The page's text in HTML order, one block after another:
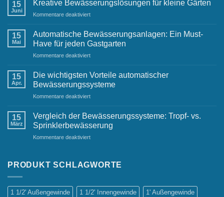
Geschäftsumgebungen
15
Juni
Kreative Bewässerungslösungen für kleine Gärten
Kommentare deaktiviertfür
Bewässerungslösungen
für
kleine
Gärten
15
Mai
Automatische Bewässerungsanlagen: Ein Must-
Have für jeden Gastgarten
Kommentare deaktiviertfür
Bewässerungsanlagen:
Must-
Have
jeden
Gastgarten
15
Apr.
Die wichtigsten Vorteile automatischer
Bewässerungssysteme
Kommentare deaktiviertfür
wichtigsten
automatischer
Bewässerungssysteme
15
März
Vergleich der Bewässerungssysteme: Tropf- vs.
Sprinklerbewässerung
Kommentare deaktiviertfür
Bewässerungssysteme:
Sprinklerbewässerung
PRODUKT SCHLAGWORTE
1 1/2' Außengewinde 1 1/2' Innengewinde 1' Außengewinde